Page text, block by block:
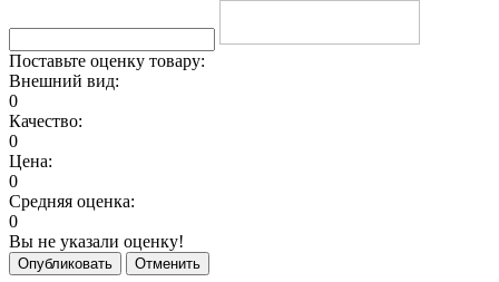
Поставьте оценку товару:
Внешний вид:
0
Качество:
0
Цена:
0
Средняя оценка:
0
Вы не указали оценку!
Опубликовать Отменить